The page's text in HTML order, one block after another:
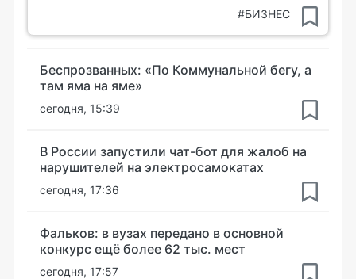
#БИЗНЕС
Беспрозванных: «По Коммунальной бегу, а
там яма на яме»
сегодня, 15:39
В России запустили чат-бот для жалоб на
нарушителей на электросамокатах
сегодня, 17:36
Фальков: в вузах передано в основной
конкурс ещё более 62 тыс. мест
сегодня, 17:57